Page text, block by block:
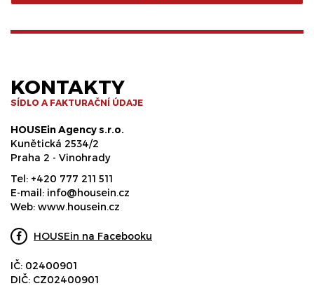
KONTAKTY
SÍDLO A FAKTURAČNÍ ÚDAJE
HOUSEin Agency s.r.o.
Kunětická 2534/2
Praha 2 - Vinohrady
Tel: +420 777 211 511
E-mail: info@housein.cz
Web: www.housein.cz
HOUSEin na Facebooku
IČ: 02400901
DIČ: CZ02400901